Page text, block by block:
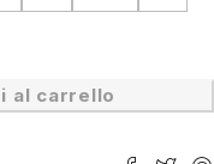
al carrello